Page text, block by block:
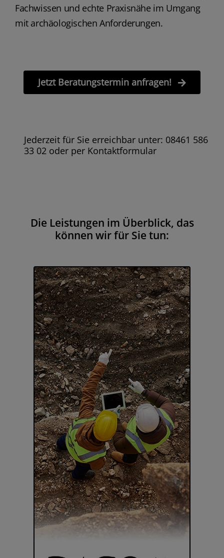
Fachwissen und echte Praxisnähe im Umgang
mit archäologischen Anforderungen.
Jetzt Beratungstermin anfragen!
Jederzeit für Sie erreichbar unter: 08461 586
33 02 oder per Kontaktformular
Die Leistungen im Überblick, das
können wir für Sie tun: